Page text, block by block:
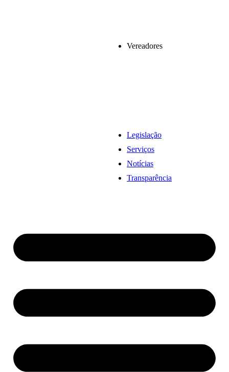
Vereadores
Legislação
Serviços
Notícias
Transparência